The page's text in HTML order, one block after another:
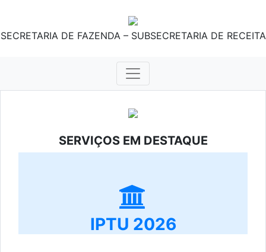
SECRETARIA DE FAZENDA – SUBSECRETARIA DE RECEITA
SERVIÇOS EM DESTAQUE
IPTU 2026